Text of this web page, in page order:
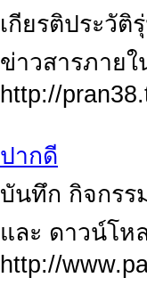
เกียรติประวั
ข่าวสารภาย
http://
ปากดี
บันทึก กิจกรร
และ ดาวน์โห
http://